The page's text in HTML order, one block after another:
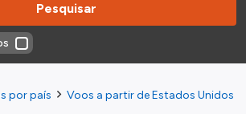
Pesquisar
por país Voos a partir de Estados Unidos